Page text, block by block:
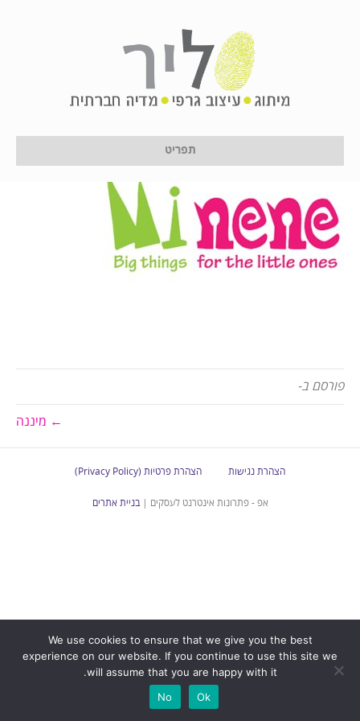
תפריט
Untitled-1
11 בינואר 2017
פורסם ב-
← מיננה
הצהרת נגישות הצהרת פרטיות (Privacy Policy)
אפ - פתרונות אינטרנט לעסקים |בניית אתרים
We use cookies to ensure that we give you the best
experience on our website. If you continue to use this site we
will assume that you are happy with it.
Ok
No